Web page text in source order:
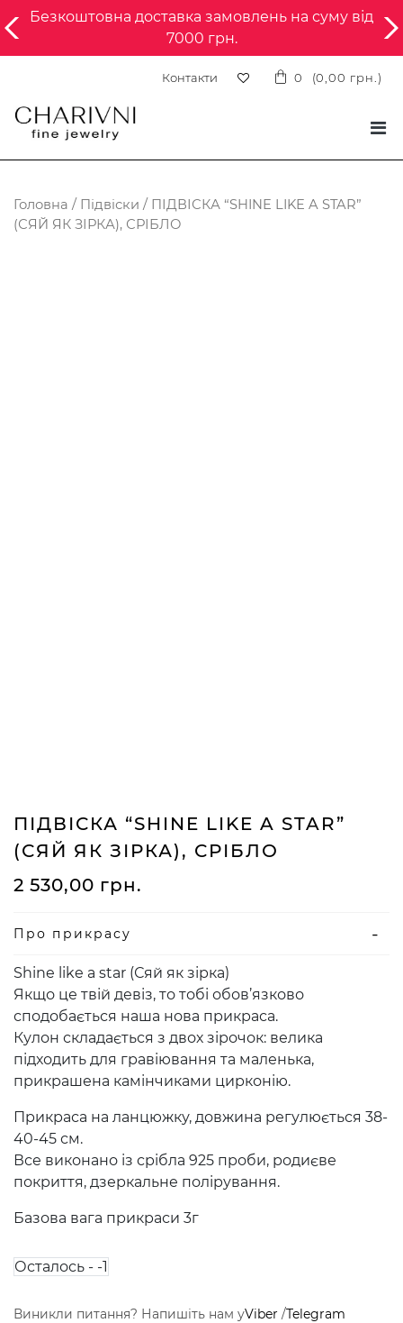
Безкоштовна доставка замовлень на суму від
7000 грн.
Контакти 0 (0,00 грн. )
Головна / Підвіски / ПІДВІСКА “SHINE LIKE A STAR”
(СЯЙ ЯК ЗІРКА), СРІБЛО
ПІДВІСКА “SHINE LIKE A STAR”
(СЯЙ ЯК ЗІРКА), СРІБЛО
2 530,00 грн.
Про прикрасу
Shine like a star (Сяй як зірка)
Якщо це твій девіз, то тобі обов’язково
сподобається наша нова прикраса.
Кулон складається з двох зірочок: велика
підходить для гравіювання та маленька,
прикрашена камінчиками цирконію.
Прикраса на ланцюжку, довжина регулюється 38-
40-45 см.
Все виконано із срібла 925 проби, родиєве
покриття, дзеркальне полірування.
Базова вага прикраси 3г
Осталось - -1
Виникли питання? Напишіть нам уViber /Telegram